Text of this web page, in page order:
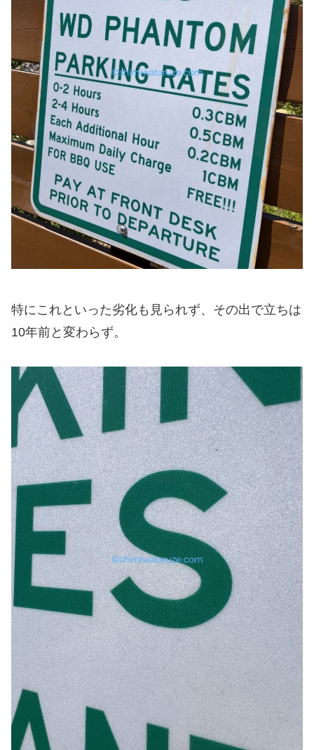
特にこれといった劣化も見られず、その出で立ちは
10年前と変わらず。